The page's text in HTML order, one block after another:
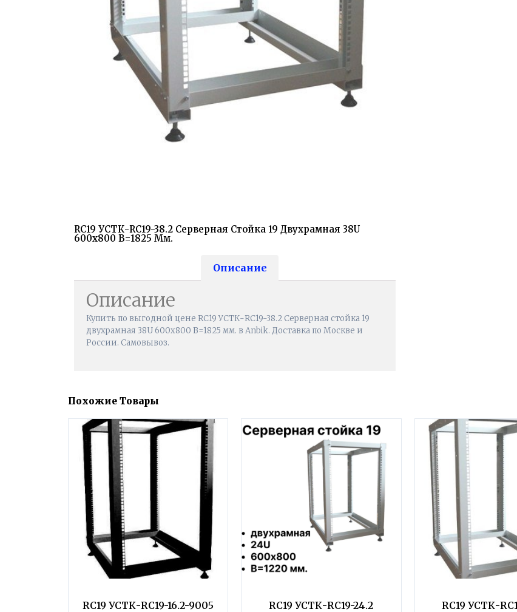
RC19 УСТК-RC19-38.2 Серверная Стойка 19 Двухрамная 38U
600х800 В=1825 Мм.
Описание
Описание
Купить по выгодной цене RC19 УСТК-RC19-38.2 Серверная стойка 19
двухрамная 38U 600х800 В=1825 мм. в Anbik. Доставка по Москве и
России. Самовывоз.
Похожие Товары
RC19 УСТК-RC19-16.2-9005
RC19 УСТК-RC19-24.2
RC19 УСТК-